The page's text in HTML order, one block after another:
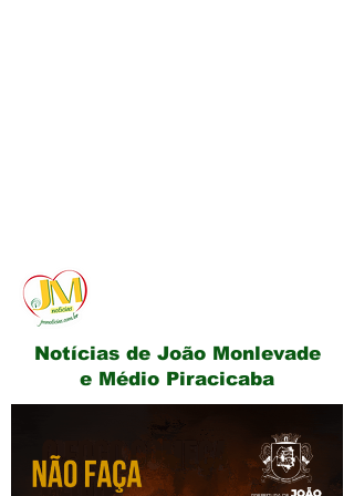
Notícias de João Monlevade
e Médio Piracicaba